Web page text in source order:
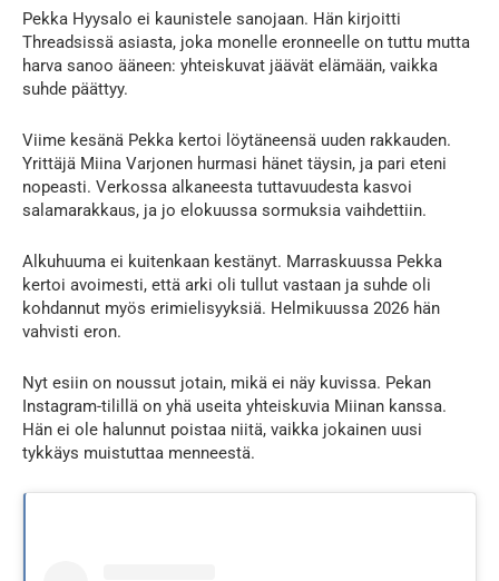
Pekka Hyysalo ei kaunistele sanojaan. Hän kirjoitti
Threadsissä asiasta, joka monelle eronneelle on tuttu mutta
harva sanoo ääneen: yhteiskuvat jäävät elämään, vaikka
suhde päättyy.
Viime kesänä Pekka kertoi löytäneensä uuden rakkauden.
Yrittäjä Miina Varjonen hurmasi hänet täysin, ja pari eteni
nopeasti. Verkossa alkaneesta tuttavuudesta kasvoi
salamarakkaus, ja jo elokuussa sormuksia vaihdettiin.
Alkuhuuma ei kuitenkaan kestänyt. Marraskuussa Pekka
kertoi avoimesti, että arki oli tullut vastaan ja suhde oli
kohdannut myös erimielisyyksiä. Helmikuussa 2026 hän
vahvisti eron.
Nyt esiin on noussut jotain, mikä ei näy kuvissa. Pekan
Instagram-tilillä on yhä useita yhteiskuvia Miinan kanssa.
Hän ei ole halunnut poistaa niitä, vaikka jokainen uusi
tykkäys muistuttaa menneestä.